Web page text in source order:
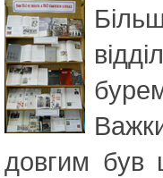
довгим був